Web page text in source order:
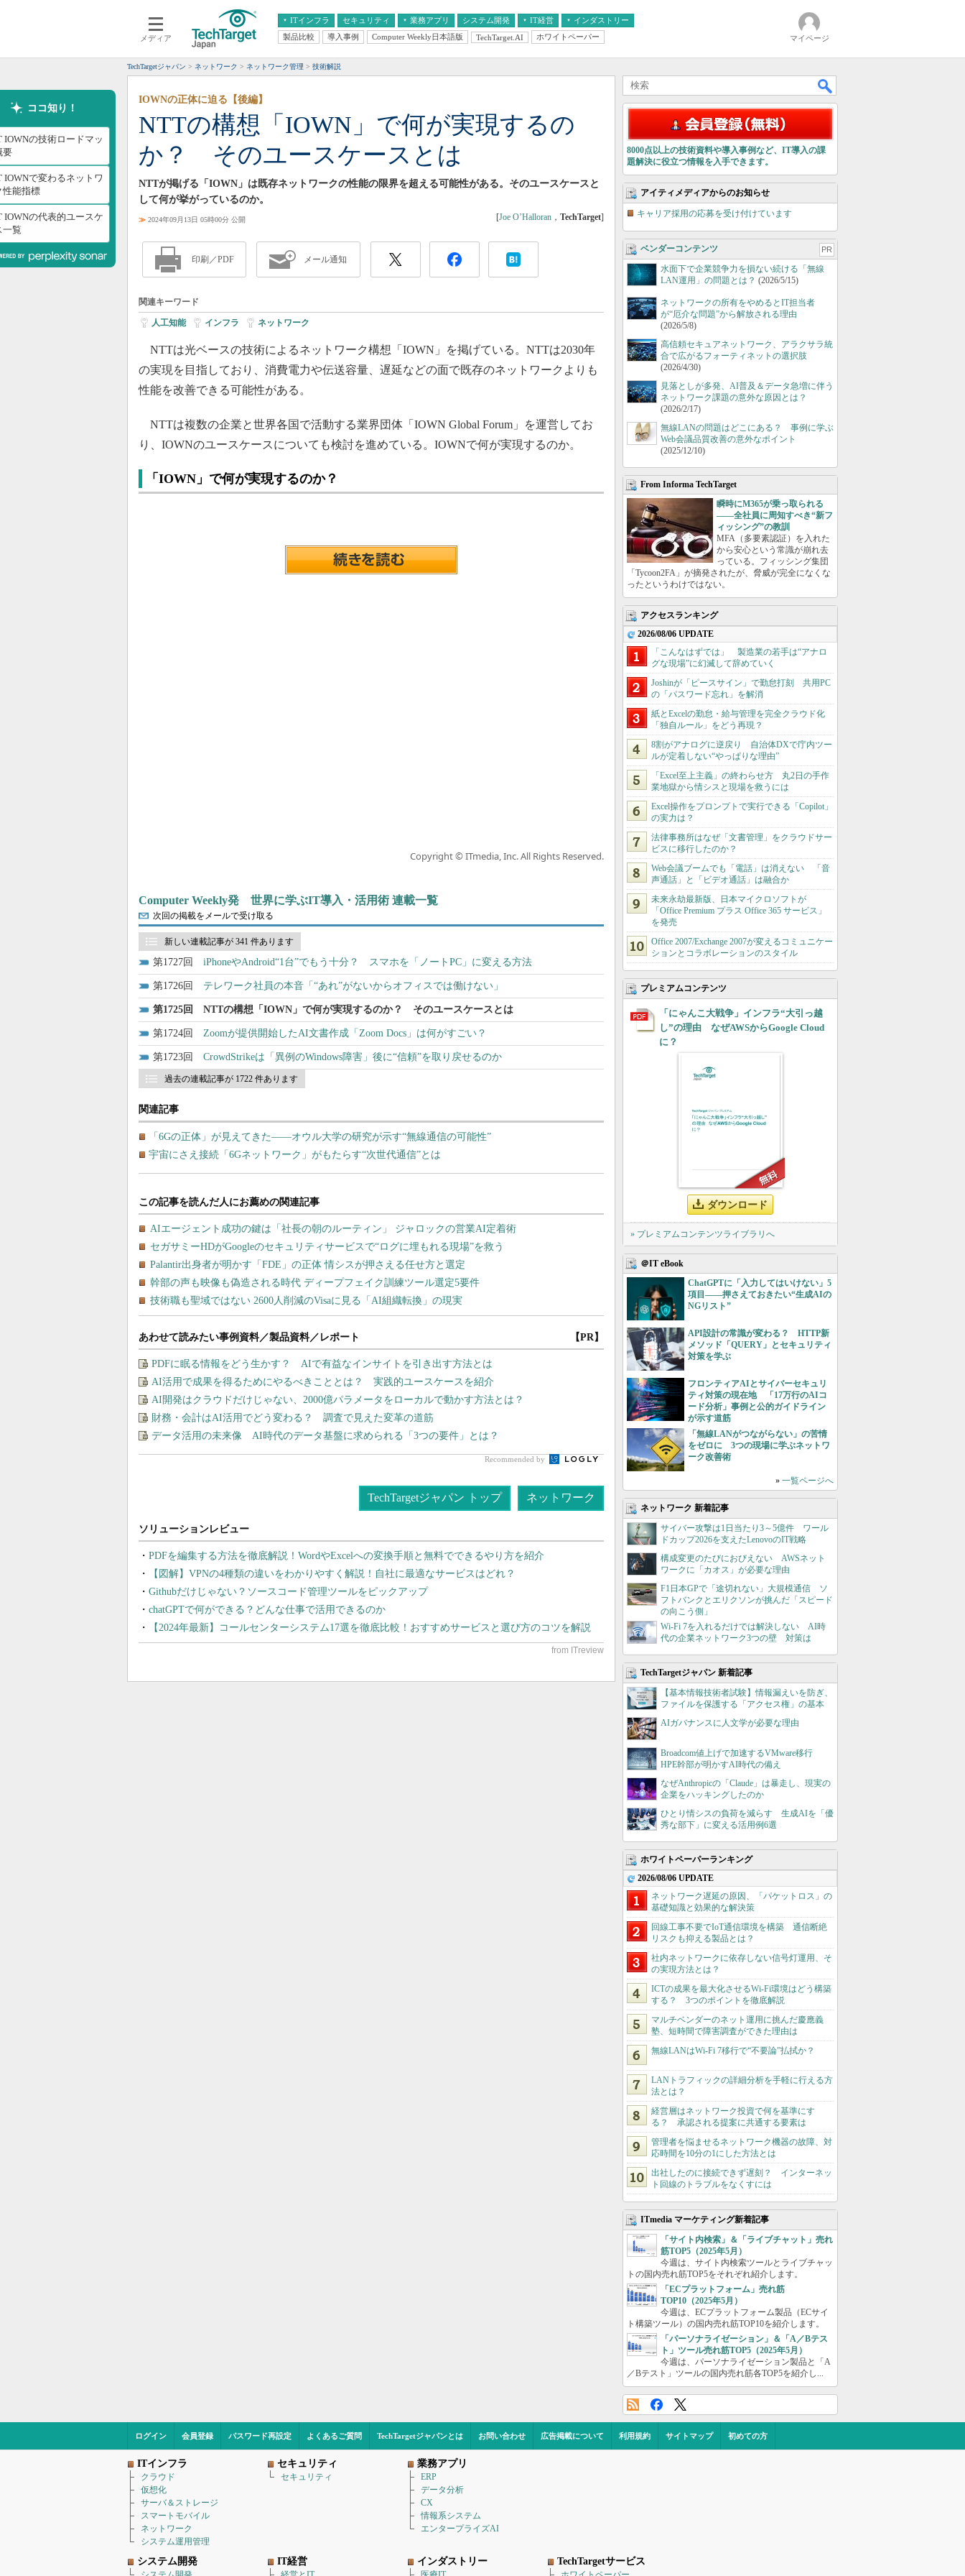
メディア
ITインフラ
クラウド
スマートモバイル
ネットワーク
システム運用管理
セキュリティ 業務アプリ
エンタープライズAI
ERP
CX
情報系システム
システム開発 IT経営
経営とIT
インダストリー
医療IT
製品比較 導入事例 Computer Weekly日本語版 TechTarget.AI ホワイトペーパー マイページ
TechTargetジャパン ネットワーク ネットワーク管理 技術解説
ココ知り！
IOWNの技術ロードマッ
要
IOWNで変わるネットワ
性能指標
IOWNの代表的ユースケ
一覧
NTTの構想「IOWN」で何が実現するの
か？ そのユースケースとは
IOWNの正体に迫る【後編】
NTTが掲げる「IOWN」は既存ネットワークの性能の限界を超える可能性がある。そのユースケースと
して何が挙がっているのか。
≫ 2024年09月13日 05時00分 公開 [Joe O’Halloran ， TechTarget]
印刷／PDF メール通知
関連キーワード
人工知能| インフラ ネットワーク
NTTは光ベースの技術によるネットワーク構想「IOWN」を掲げている。NTTは2030年
の実現を目指しており、消費電力や伝送容量、遅延などの面で既存のネットワークよりも
性能を改善できる可能性がある。
NTTは複数の企業と世界各国で活動する業界団体「IOWN Global Forum」を運営してお
り、IOWNのユースケースについても検討を進めている。IOWNで何が実現するのか。
「IOWN」で何が実現するのか？
Copyright © ITmedia, Inc. All Rights Reserved.
Computer Weekly発 世界に学ぶIT導入・活用術 連載一覧
次回の掲載をメールで受け取る
新しい連載記事が 341 件あります
1727 iPhoneやAndroid“1台”でもう十分？ スマホを「ノートPC」に変える方法
1726 テレワーク社員の本音「“あれ”がないからオフィスでは働けない」
1725 NTTの構想「IOWN」で何が実現するのか？ そのユースケースとは
1724 Zoomが提供開始したAI文書作成「Zoom Docs」は何がすごい？
1723 CrowdStrikeは「異例のWindows障害」後に“信頼”を取り戻せるのか
過去の連載記事が 1722 件あります
関連記事
「6Gの正体」が見えてきた――オウル大学の研究が示す“無線通信の可能性”
宇宙にさえ接続「6Gネットワーク」がもたらす“次世代通信”とは
あわせて読みたい事例資料／製品資料／レポート 【PR】
PDFに眠る情報をどう生かす？ AIで有益なインサイトを引き出す方法とは
AI活用で成果を得るためにやるべきこととは？ 実践的ユースケースを紹介
AI開発はクラウドだけじゃない、2000億パラメータをローカルで動かす方法とは？
財務・会計はAI活用でどう変わる？ 調査で見えた変革の道筋
データ活用の未来像 AI時代のデータ基盤に求められる「3つの要件」とは？
Recommended by
TechTargetジャパン トップ ネットワーク
PDFを編集する方法を徹底解説！WordやExcelへの変換手順と無料でできるやり方を紹介
【図解】VPNの4種類の違いをわかりやすく解説！自社に最適なサービスはどれ？
Githubだけじゃない？ソースコード管理ツールをピックアップ
chatGPTで何ができる？どんな仕事で活用できるのか
【2024年最新】コールセンターシステム17選を徹底比較！おすすめサービスと選び方のコツを解説
8000点以上の技術資料や導入事例など、IT導入の課
題解決に役立つ情報を入手できます。
アイティメディアからのお知らせ
キャリア採用の応募を受け付けています
ベンダーコンテンツ PR
水面下で企業競争力を損ない続ける「無線
LAN運用」の問題とは？ (2026/5/15)
ネットワークの所有をやめるとIT担当者
が“厄介な問題”から解放される理由
(2026/5/8)
高信頼セキュアネットワーク、アラクサラ統
合で広がるフォーティネットの選択肢
(2026/4/30)
見落としが多発、AI普及＆データ急増に伴う
ネットワーク課題の意外な原因とは？
(2026/2/17)
無線LANの問題はどこにある？ 事例に学ぶ
Web会議品質改善の意外なポイント
(2025/12/10)
From Informa TechTarget
瞬時にM365が乗っ取られる
――全社員に周知すべき“新フ
ィッシング”の教訓
MFA（多要素認証）を入れた
から安心という常識が崩れ去
っている。フィッシング集団
「Tycoon2FA」が摘発されたが、脅威が完全になくな
ったというわけではない。
アクセスランキング
2026/08/06 UPDATE
「こんなはずでは」 製造業の若手は“アナロ
グな現場”に幻滅して辞めていく
Joshinが「ピースサイン」で勤怠打刻 共用PC
の「パスワード忘れ」を解消
紙とExcelの勤怠・給与管理を完全クラウド化
「独自ルール」をどう再現？
8割がアナログに逆戻り 自治体DXで庁内ツー
ルが定着しない“やっぱりな理由”
「Excel至上主義」の終わらせ方 丸2日の手作
業地獄から情シスと現場を救うには
Excel操作をプロンプトで実行できる「Copilot」
の実力は？
法律事務所はなぜ「文書管理」をクラウドサー
ビスに移行したのか？
Web会議ブームでも「電話」は消えない 「音
声通話」と「ビデオ通話」は融合か
未来永劫最新版、日本マイクロソフトが
「Office Premium プラス Office 365 サービス」
を発売
Office 2007/Exchange 2007が変えるコミュニケー
ションとコラボレーションのスタイル
プレミアムコンテンツ
「にゃんこ大戦争」インフラ“大引っ越
し”の理由 なぜAWSからGoogle Cloud
に？
ダウンロード
» プレミアムコンテンツライブラリへ
＠IT eBook
ChatGPTに「入力してはいけない」5
項目――押さえておきたい“生成AIの
NGリスト”
API設計の常識が変わる？ HTTP新
メソッド「QUERY」とセキュリティ
対策を学ぶ
フロンティアAIとサイバーセキュリ
ティ対策の現在地 「17万行のAIコ
ード分析」事例と公的ガイドライン
が示す道筋
「無線LANがつながらない」の苦情
をゼロに 3つの現場に学ぶネットワ
ーク改善術
» 一覧ページへ
ネットワーク 新着記事
サイバー攻撃は1日当たり3～5億件 ワール
ドカップ2026を支えたLenovoのIT戦略
構成変更のたびにおびえない AWSネット
ワークに「カオス」が必要な理由
F1日本GPで「途切れない」大規模通信 ソ
フトバンクとエリクソンが挑んだ「スピード
の向こう側」
Wi-Fi 7を入れるだけでは解決しない AI時
代の企業ネットワーク3つの壁 対策は
TechTargetジャパン 新着記事
【基本情報技術者試験】情報漏えいを防ぎ、
ファイルを保護する「アクセス権」の基本
AIガバナンスに人文学が必要な理由
Broadcom値上げで加速するVMware移行
HPE幹部が明かすAI時代の備え
なぜAnthropicの「Claude」は暴走し、現実の
企業をハッキングしたのか
ひとり情シスの負荷を減らす 生成AIを「優
秀な部下」に変える活用例6選
ホワイトペーパーランキング
2026/08/06 UPDATE
ネットワーク遅延の原因、「パケットロス」の
基礎知識と効果的な解決策
回線工事不要でIoT通信環境を構築 通信断絶
リスクも抑える製品とは？
社内ネットワークに依存しない信号灯運用、そ
の実現方法とは？
ICTの成果を最大化させるWi-Fi環境はどう構築
する？ 3つのポイントを徹底解説
マルチベンダーのネット運用に挑んだ慶應義
塾、短時間で障害調査ができた理由は
無線LANはWi-Fi 7移行で“不要論”払拭か？
LANトラフィックの詳細分析を手軽に行える方
法とは？
経営層はネットワーク投資で何を基準にす
る？ 承認される提案に共通する要素は
管理者を悩ませるネットワーク機器の故障、対
応時間を10分の1にした方法とは
出社したのに接続できず遅刻？ インターネッ
ト回線のトラブルをなくすには
ITmedia マーケティング新着記事
「サイト内検索」＆「ライブチャット」売れ
筋TOP5（2025年5月）
今週は、サイト内検索ツールとライブチャッ
トの国内売れ筋TOP5をそれぞれ紹介します。
「ECプラットフォーム」売れ筋
TOP10（2025年5月）
今週は、ECプラットフォーム製品（ECサイ
ト構築ツール）の国内売れ筋TOP10を紹介します。
「パーソナライゼーション」＆「A／Bテス
ト」ツール売れ筋TOP5（2025年5月）
今週は、パーソナライゼーション製品と「A
／Bテスト」ツールの国内売れ筋各TOP5を紹介し...
ログイン 会員登録 パスワード再設定 よくあるご質問 TechTargetジャパンとは お問い合わせ 広告掲載について 利用規約 サイトマップ 初めての方
ITインフラ
クラウド
仮想化
サーバ＆ストレージ
スマートモバイル
ネットワーク
システム運用管理
セキュリティ
セキュリティ
業務アプリ
ERP
データ分析
CX
情報系システム
エンタープライズAI
システム開発 IT経営 インダストリー TechTargetサービス